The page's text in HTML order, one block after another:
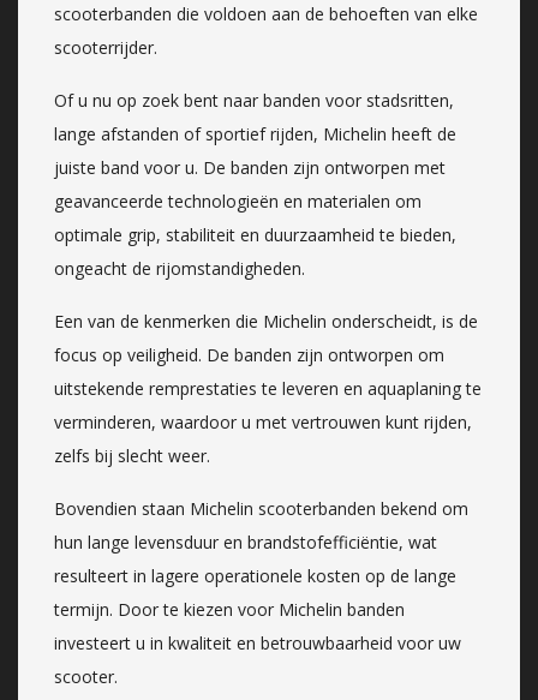
scooterbanden die voldoen aan de behoeften van elke
scooterrijder.
Of u nu op zoek bent naar banden voor stadsritten,
lange afstanden of sportief rijden, Michelin heeft de
juiste band voor u. De banden zijn ontworpen met
geavanceerde technologieën en materialen om
optimale grip, stabiliteit en duurzaamheid te bieden,
ongeacht de rijomstandigheden.
Een van de kenmerken die Michelin onderscheidt, is de
focus op veiligheid. De banden zijn ontworpen om
uitstekende remprestaties te leveren en aquaplaning te
verminderen, waardoor u met vertrouwen kunt rijden,
zelfs bij slecht weer.
Bovendien staan Michelin scooterbanden bekend om
hun lange levensduur en brandstofefficiëntie, wat
resulteert in lagere operationele kosten op de lange
termijn. Door te kiezen voor Michelin banden
investeert u in kwaliteit en betrouwbaarheid voor uw
scooter.